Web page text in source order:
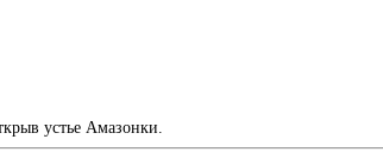
устье Амазонки.